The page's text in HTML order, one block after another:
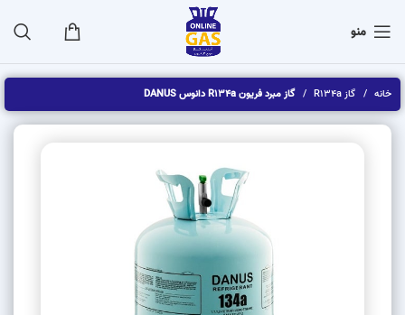
منو
خانه گاز R134a گاز مبرد فریون R134a دانوس DANUS